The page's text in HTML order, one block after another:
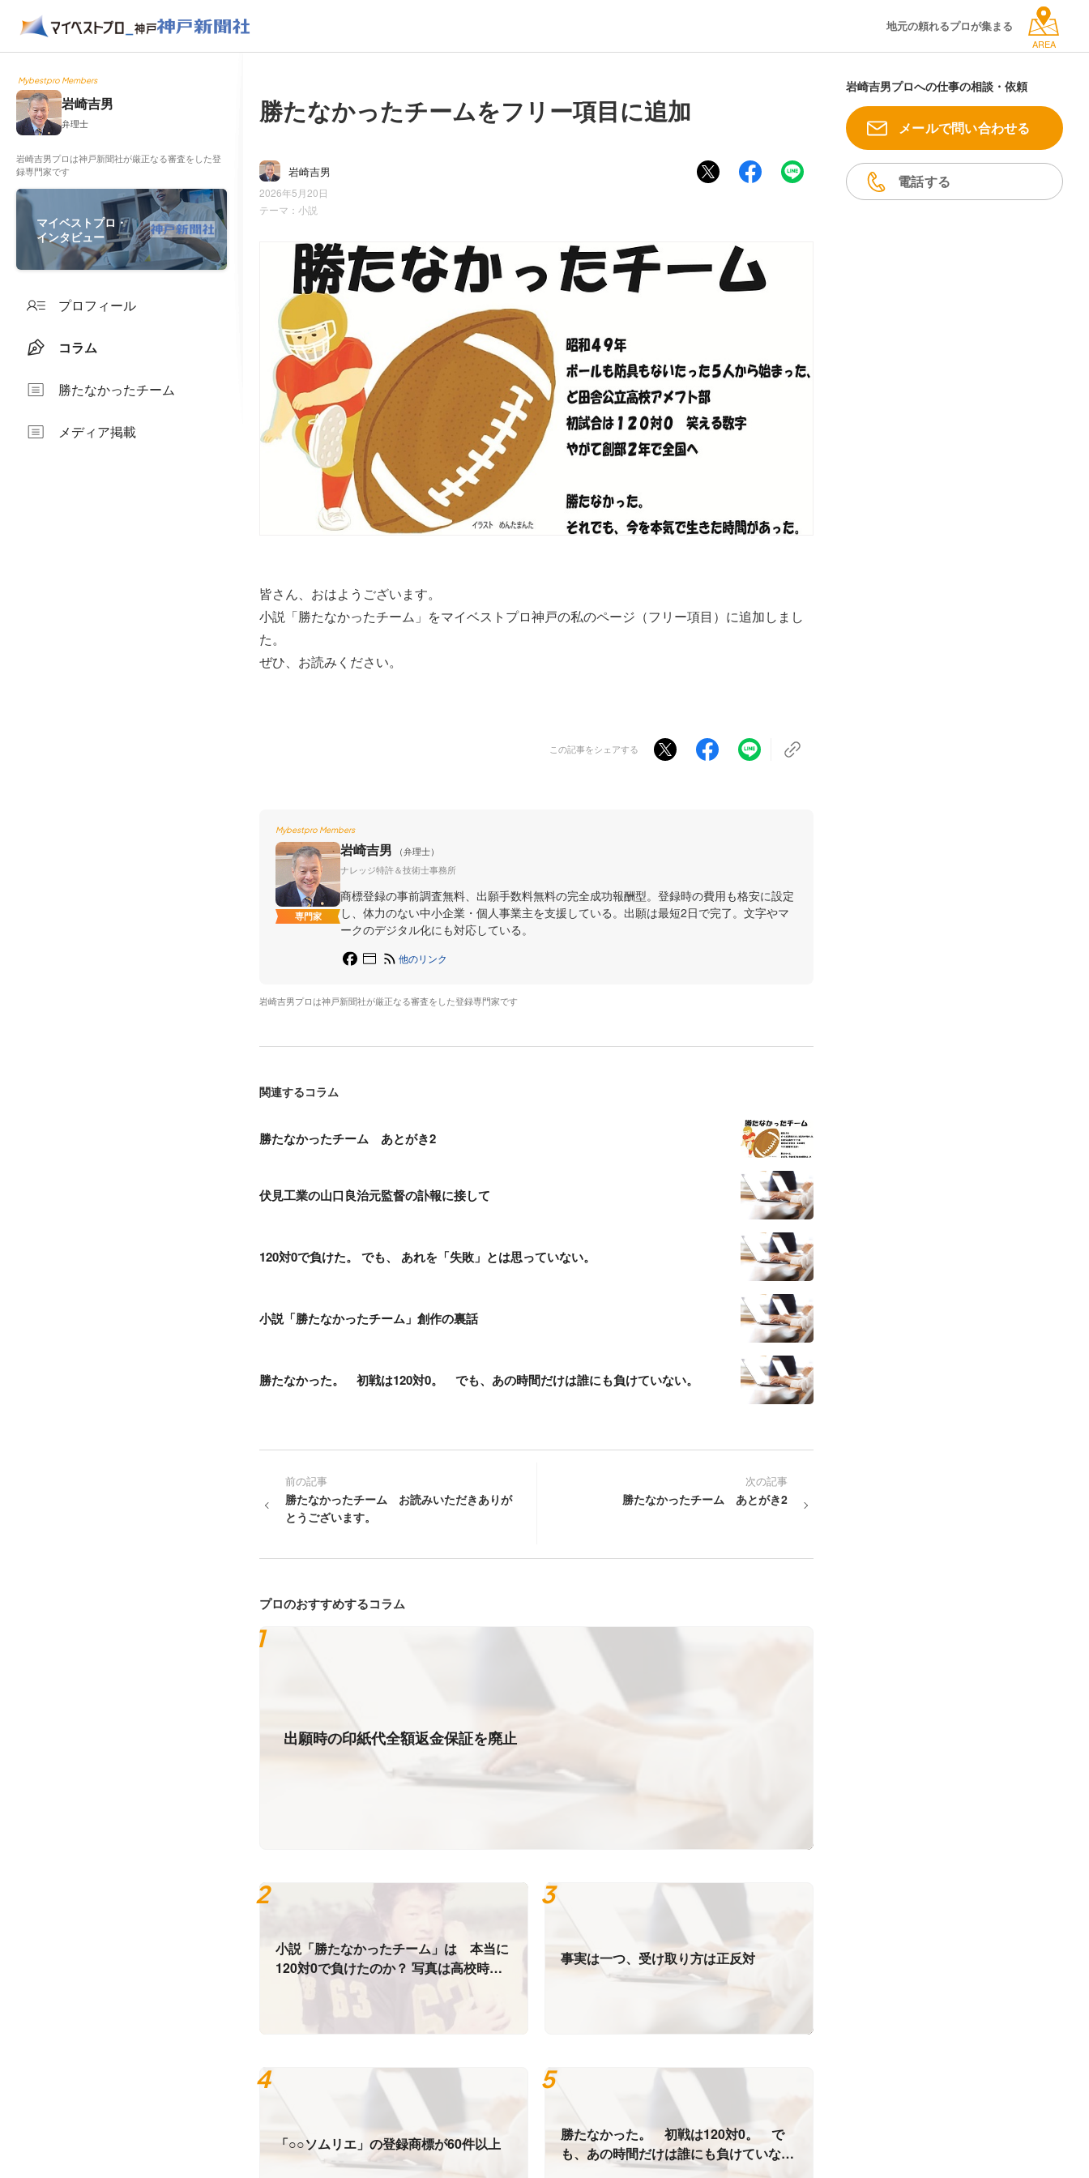
地元の頼れるプロが集まる
AREA
Mybestpro Members
岩崎吉男
弁理士
岩崎吉男プロは神戸新聞社が厳正なる審査をした登
録専門家です
マイベストプロ・
インタビュー
プロフィール
コラム
勝たなかったチーム
メディア掲載
勝たなかったチームをフリー項目に追加
岩崎吉男
2026年5月20日
テーマ： 小説
皆さん、おはようございます。
小説「勝たなかったチーム」をマイベストプロ神戸の私のページ（フリー項目）に追加しまし
た。
ぜひ、お読みください。
この記事をシェアする
Mybestpro Members
専門家
岩崎吉男
（弁理士）
ナレッジ特許＆技術士事務所
商標登録の事前調査無料、出願手数料無料の完全成功報酬型。登録時の費用も格安に設定
し、体力のない中小企業・個人事業主を支援している。出願は最短2日で完了。文字やマ
ークのデジタル化にも対応している。
他のリンク
岩崎吉男プロは神戸新聞社が厳正なる審査をした登録専門家です
関連するコラム
勝たなかったチーム あとがき2
伏見工業の山口良治元監督の訃報に接して
120対0で負けた。 でも、 あれを「失敗」とは思っていない。
小説「勝たなかったチーム」創作の裏話
勝たなかった。 初戦は120対0。 でも、あの時間だけは誰にも負けていない。
前の記事
勝たなかったチーム お読みいただきありが
とうございます。
次の記事
勝たなかったチーム あとがき2
プロのおすすめするコラム
出願時の印紙代全額返金保証を廃止
小説「勝たなかったチーム」は 本当に
120対0で負けたのか？ 写真は高校時代
の私です。
事実は一つ、受け取り方は正反対
「○○ソムリエ」の登録商標が60件以上
勝たなかった。 初戦は120対0。 で
も、あの時間だけは誰にも負けていな
岩崎吉男プロへの仕事の相談・依頼
メールで問い合わせる
電話する